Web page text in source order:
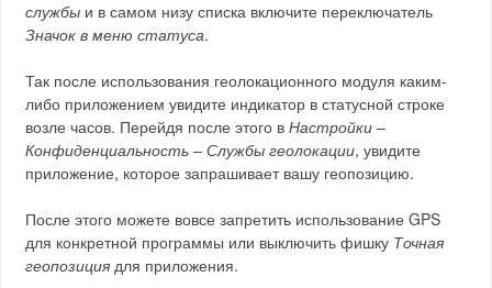
службы и в самом низу списка включите переключатель
Значок в меню статуса.
Так после использования геолокационного модуля каким-
либо приложением увидите индикатор в статусной строке
возле часов. Перейдя после этого вНастройки –
Конфиденциальность – Службы геолокации, увидите
приложение, которое запрашивает вашу геопозицию.
После этого можете вовсе запретить использование GPS
для конкретной программы или выключить фишку Точная
геопозиция для приложения.